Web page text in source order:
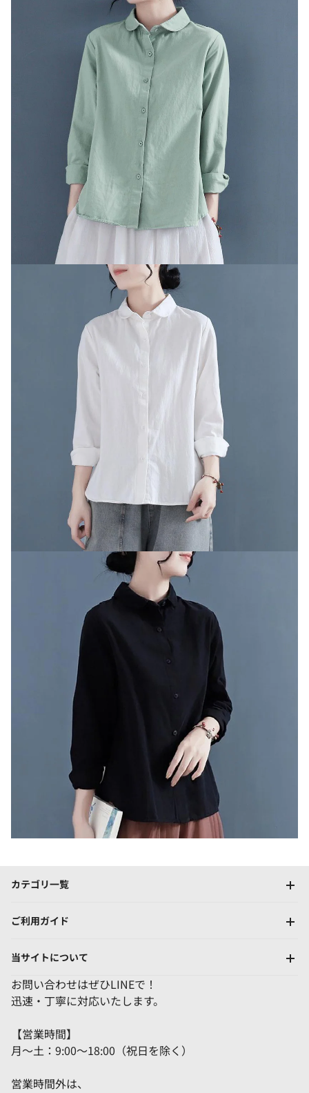
カテゴリ一覧
ご利用ガイド
当サイトについて
お問い合わせはぜひLINEで！
迅速・丁寧に対応いたします。
【営業時間】
月～土：9:00～18:00（祝日を除く）
営業時間外は、